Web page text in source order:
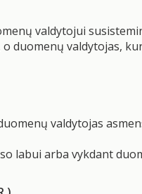
valdytojui
valdytojas,
valdytojas
labui arba vykdant